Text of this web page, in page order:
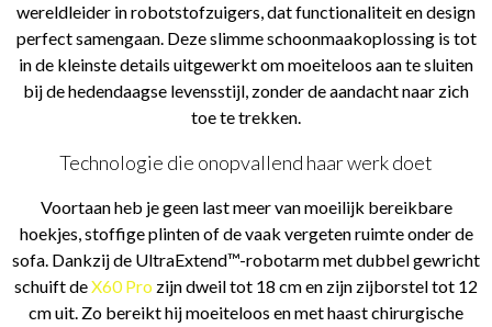
wereldleider in robotstofzuigers, dat functionaliteit en design
perfect samengaan. Deze slimme schoonmaakoplossing is tot
in de kleinste details uitgewerkt om moeiteloos aan te sluiten
bij de hedendaagse levensstijl, zonder de aandacht naar zich
toe te trekken.
Technologie die onopvallend haar werk doet
Voortaan heb je geen last meer van moeilijk bereikbare
hoekjes, stoffige plinten of de vaak vergeten ruimte onder de
sofa. Dankzij de UltraExtend™-robotarm met dubbel gewricht
schuift deX60 Pro zijn dweil tot 18 cm en zijn zijborstel tot 12
cm uit. Zo bereikt hij moeiteloos en met haast chirurgische